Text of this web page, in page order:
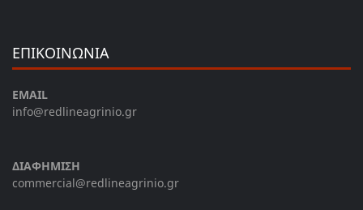
ΕΠΙΚΟΙΝΩΝΙΑ
EMAIL
info@redlineagrinio.gr
ΔΙΑΦΗΜΙΣΗ
commercial@redlineagrinio.gr